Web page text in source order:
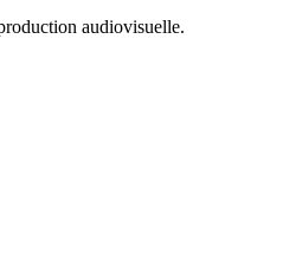
audiovisuelle.